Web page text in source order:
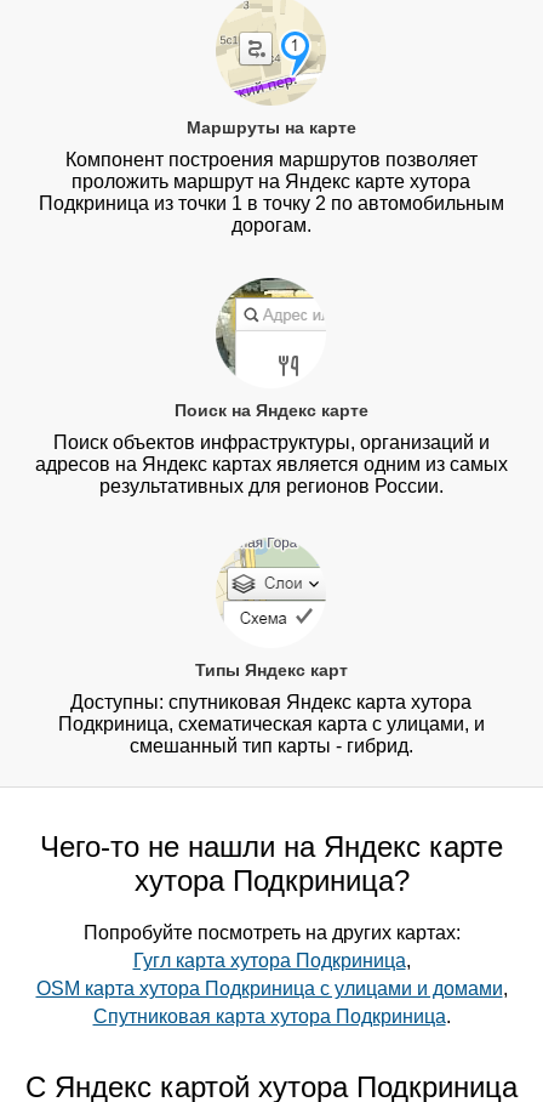
Маршруты на карте
Компонент построения маршрутов позволяет
проложить маршрут на Яндекс карте хутора
Подкриница из точки 1 в точку 2 по автомобильным
дорогам.
Поиск на Яндекс карте
Поиск объектов инфраструктуры, организаций и
адресов на Яндекс картах является одним из самых
результативных для регионов России.
Типы Яндекс карт
Доступны: спутниковая Яндекс карта хутора
Подкриница, схематическая карта с улицами, и
смешанный тип карты - гибрид.
Чего-то не нашли на Яндекс карте
хутора Подкриница?
Попробуйте посмотреть на других картах:
Гугл карта хутора Подкриница,
OSM карта хутора Подкриница с улицами и домами,
Спутниковая карта хутора Подкриница.
С Яндекс картой хутора Подкриница